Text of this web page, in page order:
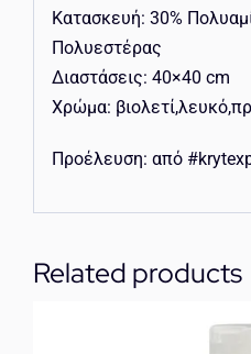
Κατασκευή: 30%
Πολυεστέρας
Διαστάσεις: 40×40 cm
Χρώμα:
Προέλευση: από
Related products